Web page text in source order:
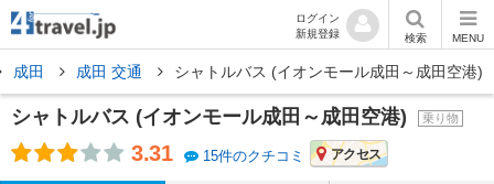
ログイン
新規登録
検索 MENU
成田 成田 交通 シャトルバス (イオンモール成田～成田空港)
シャトルバス (イオンモール成田～成田空港) 乗り物
3.31 15件のクチコミ アクセス